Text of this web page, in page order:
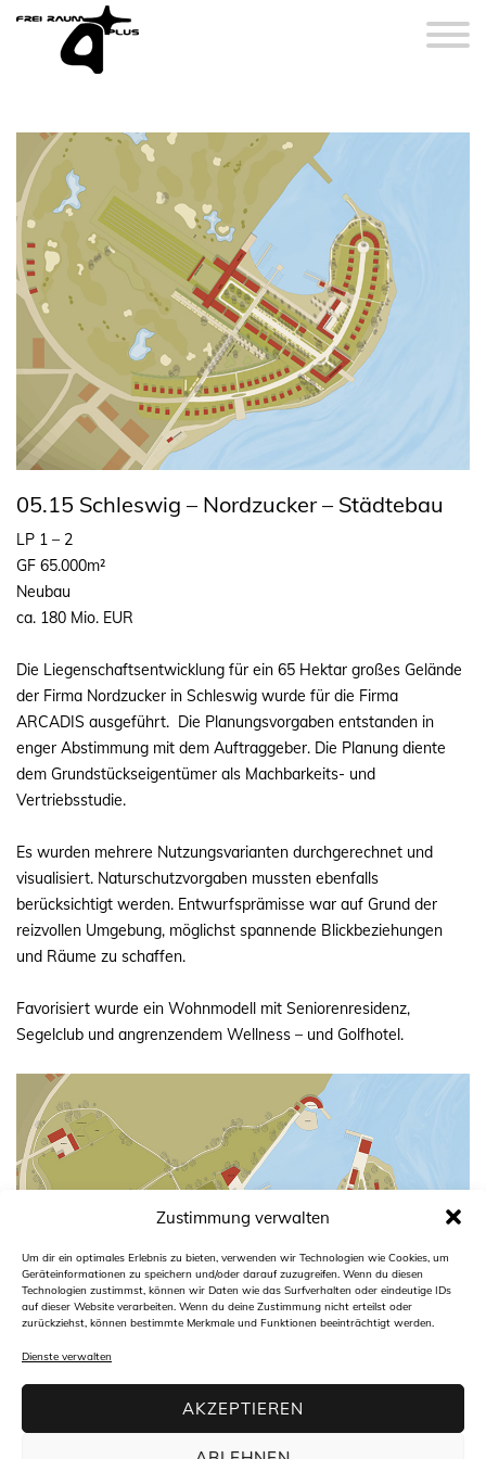
Zustimmung verwalten
Um dir ein optimales Erlebnis zu bieten, verwenden wir Technologien wie Cookies, um
Geräteinformationen zu speichern und/oder darauf zuzugreifen. Wenn du diesen
Technologien zustimmst, können wir Daten wie das Surfverhalten oder eindeutige IDs
auf dieser Website verarbeiten. Wenn du deine Zustimmung nicht erteilst oder
zurückziehst, können bestimmte Merkmale und Funktionen beeinträchtigt werden.
Dienste verwalten
AKZEPTIEREN
05.15 Schleswig – Nordzucker – Städtebau
LP 1 – 2
GF 65.000m²
Neubau
ca. 180 Mio. EUR
Die Liegenschaftsentwicklung für ein 65 Hektar großes Gelände
der Firma Nordzucker in Schleswig wurde für die Firma
ARCADIS ausgeführt. Die Planungsvorgaben entstanden in
enger Abstimmung mit dem Auftraggeber. Die Planung diente
dem Grundstückseigentümer als Machbarkeits- und
Vertriebsstudie.
Es wurden mehrere Nutzungsvarianten durchgerechnet und
visualisiert. Naturschutzvorgaben mussten ebenfalls
berücksichtigt werden. Entwurfsprämisse war auf Grund der
reizvollen Umgebung, möglichst spannende Blickbeziehungen
und Räume zu schaffen.
Favorisiert wurde ein Wohnmodell mit Seniorenresidenz,
Segelclub und angrenzendem Wellness – und Golfhotel.